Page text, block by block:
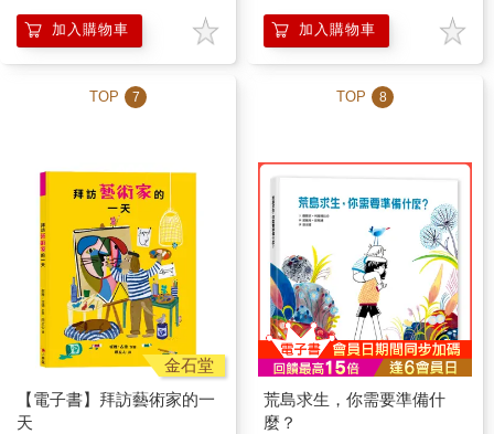
加入購物車 加入購物車
TOP 7
金石堂
【電子書】拜訪藝術家的一
天
TOP 8
荒島求生，你需要準備什
麼？